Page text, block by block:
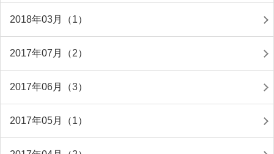
2018年03月（1）
2017年07月（2）
2017年06月（3）
2017年05月（1）